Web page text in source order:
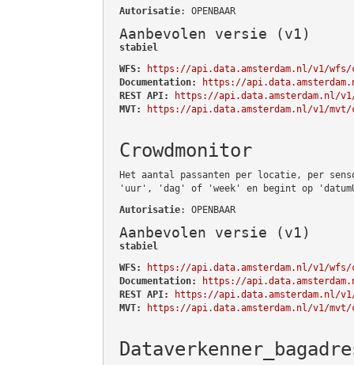
Autorisatie: OPENBAAR
Aanbevolen versie (v1)
stabiel
WFS:
https://api.data.amsterdam.nl/v1/wfs/
Documentation:
https://
REST API:
https://api.data.amsterdam.nl/v1/
MVT:
https://api.data.amsterdam.nl/v1/mvt/
Crowdmonitor
Het aantal passanten per locatie, per
'uur', 'dag' of 'week' en begint op
Autorisatie: OPENBAAR
Aanbevolen versie (v1)
stabiel
WFS:
https://api.data.amsterdam.nl/v1/wfs/
Documentation:
https://
REST API:
https://api.data.amsterdam.nl/
MVT:
https://api.data.amsterdam.nl/v1/mvt/